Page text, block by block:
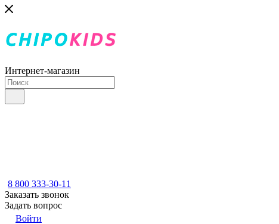
Интернет-магазин
8 800 333-30-11
Заказать звонок
Задать вопрос
Войти